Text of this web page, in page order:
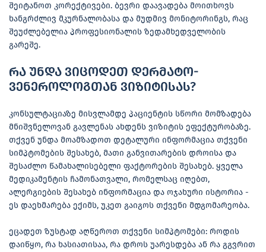
შეიტანოთ კორექტივები. ბევრი დაავადება მოითხოვს
ხანგრძლივ მკურნალობასა და მუდმივ მონიტორინგს, რაც
შეუძლებელია პროფესიონალის ზედამხედველობის
გარეშე.
რა უნდა ვიცოდეთ დერმატო-
ვენეროლოგთან ვიზიტისას?
კონსულტაციაზე მისვლამდე პაციენტის სწორი მომზადება
მნიშვნელოვან გავლენას ახდენს ვიზიტის ეფექტურობაზე.
თქვენ უნდა მოამზადოთ დეტალური ინფორმაცია თქვენი
სიმპტომების შესახებ, მათი განვითარების დროისა და
შესაძლო წამახალისებელი ფაქტორების შესახებ. ყველა
მედიკამენტის ჩამონათვალი, რომელსაც იღებთ,
ალერგიების შესახებ ინფორმაცია და ოჯახური ისტორია -
ეს დაეხმარება ექიმს, უკეთ გაიგოს თქვენი მდგომარეობა.
ეცადეთ ზუსტად აღწეროთ თქვენი სიმპტომები: როდის
დაიწყო, რა ხასიათისაა, რა დროს უარესდება ან რა გგვრით